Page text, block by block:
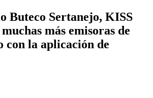
Buteco Sertanejo, KISS
más emisoras de
con la aplicación de